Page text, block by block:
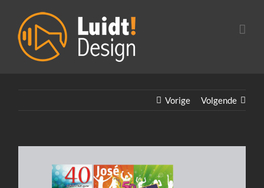
inhoud
Vorige Volgende